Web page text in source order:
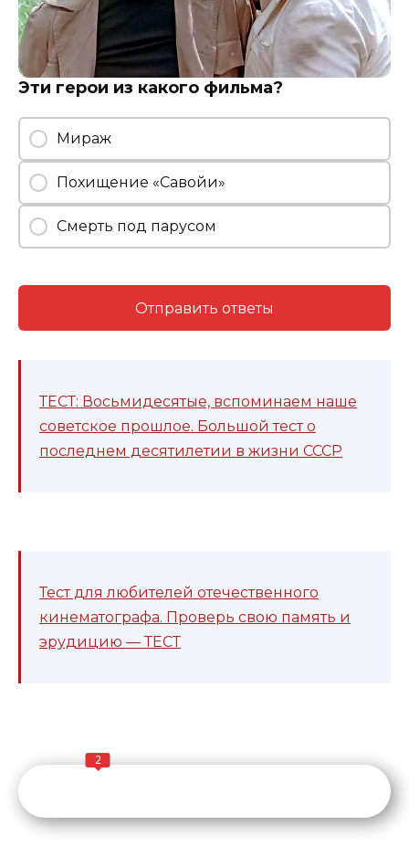
Эти герои из какого фильма?
Мираж
Похищение «Савойи»
Смерть под парусом
Отправить ответы
ТЕСТ: Восьмидесятые, вспоминаем наше
советское прошлое. Большой тест о
последнем десятилетии в жизни СССР
Тест для любителей отечественного
кинематографа. Проверь свою память и
эрудицию — ТЕСТ
2